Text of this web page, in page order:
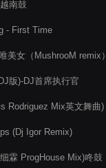
南鼓
- First Time
美女（MushrooM remix）
版)-DJ首席执行官
Rodriguez Mix英文舞曲)
(Dj Igor Remix)
霖 ProgHouse Mix)咚鼓